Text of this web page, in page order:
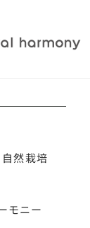
自然栽培
モニー